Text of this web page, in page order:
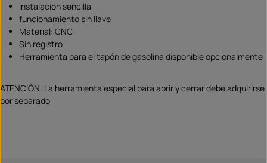
instalación sencilla
funcionamiento sin llave
Material: CNC
Sin registro
Herramienta para el tapón de gasolina disponible opcionalmente
ATENCIÓN: La herramienta especial para abrir y cerrar debe adquirirse
por separado